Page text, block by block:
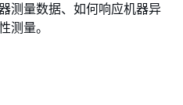
测量数据、如何响应机器异
测量。